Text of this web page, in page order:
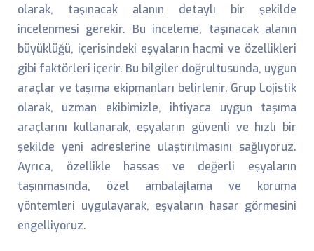
olarak, taşınacak alanın detaylı bir şekilde
incelenmesi gerekir. Bu inceleme, taşınacak alanın
büyüklüğü, içerisindeki eşyaların hacmi ve özellikleri
gibi faktörleri içerir. Bu bilgiler doğrultusunda, uygun
araçlar ve taşıma ekipmanları belirlenir. Grup Lojistik
olarak, uzman ekibimizle, ihtiyaca uygun taşıma
araçlarını kullanarak, eşyaların güvenli ve hızlı bir
şekilde yeni adreslerine ulaştırılmasını sağlıyoruz.
Ayrıca, özellikle hassas ve değerli eşyaların
taşınmasında, özel ambalajlama ve koruma
yöntemleri uygulayarak, eşyaların hasar görmesini
engelliyoruz.